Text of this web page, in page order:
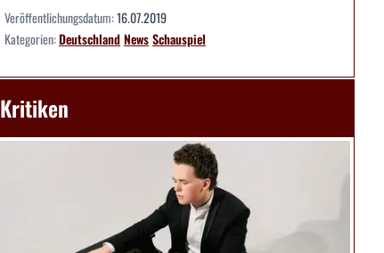
Veröffentlichungsdatum:16.07.2019
Kategorien:DeutschlandNewsSchauspiel
Kritiken